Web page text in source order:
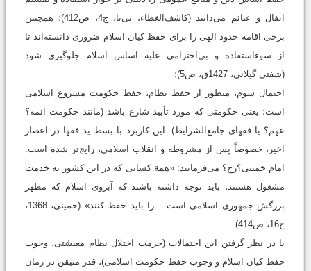
انفال و غنائم می‌دانند (کاشف‌الغطاء، بی‌تا، ج‌4، ص412)؛ همچنین
برخی اقامة حدود الهی را برای حفظ کیان اسلام ضروری دانسته‌اند تا
از سوءاستفاده و بی‌احترامی علیه اساس اسلام جلوگیری شود
(شفتی گیلانی، 1427ق، ص5)؛
احتمال سوم، منظور از حفظ نظام، حفظ حکومت مشروع اسلامی
است؛ یعنی حکومتی که مورد تأیید شارع باشد (مانند حکومت ائمه؟
عهم؟ یا فقهای جامع‌الشرایط). این کاربرد با بسط ید فقها در اعصار
اخیر، خصوصاً پس از مشروطه و انقلاب اسلامی، رایج‌تر شده است.
امام خمینی؟رح؟ می‌فرمایند: «همة کسانی که در این کشور به خدمت
مشغول هستند، باید توجه داشته باشند که آبروی اسلام که مظهر
بزرگش جمهوری اسلامی است... را باید حفظ کنند» (‌خمینی، 1368،
ج16، ص414).
با در نظر گرفتن این احتمالات (حرمت اختلال نظام معیشتی، وجوب
حفظ کیان اسلام و وجوب حفظ حکومت اسلامی)، قدر متیقن در زمان